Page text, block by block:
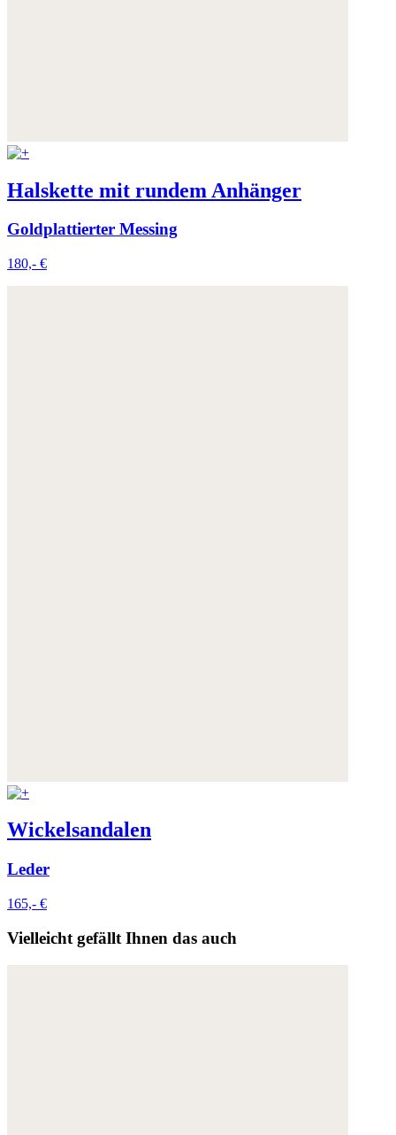
Halskette mit rundem Anhänger
Goldplattierter Messing
180,- €
Wickelsandalen
Leder
165,- €
Vielleicht gefällt Ihnen das auch